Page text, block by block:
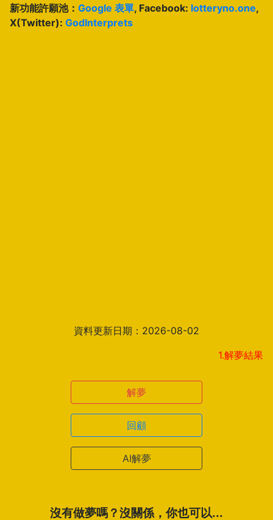
新功能許願池： Google 表單, Facebook: lotteryno.one,
X(Twitter): GodInterprets
資料更新日期：2026-08-02
1.解夢結果頁新增見
解夢
回顧
AI解夢
沒有做夢嗎？沒關係，你也可以...